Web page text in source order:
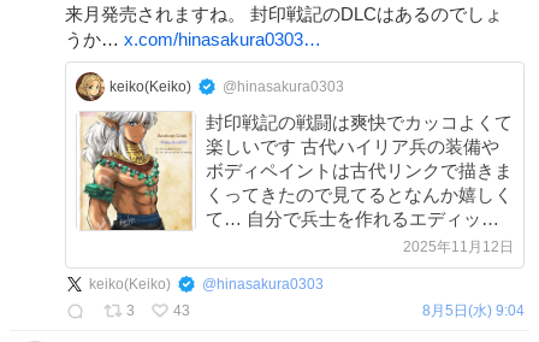
来月発売されますね。 封印戦記のDLCはあるのでしょ
うか… x.com/hinasakura0303…
keiko(Keiko) @hinasakura0303
封印戦記の戦闘は爽快でカッコよくて
楽しいです 古代ハイリア兵の装備や
ボディペイントは古代リンクで描きま
くってきたので見てるとなんか嬉しく
て… 自分で兵士を作れるエディット
モードがあっても面白かったなと思い
ました。古代リンクを作って一緒に戦
いたいななんて想像もしながら楽しん
2025年11月12日
keiko(Keiko) @ hinasakura0303
3
43 8月5日(水) 9:04